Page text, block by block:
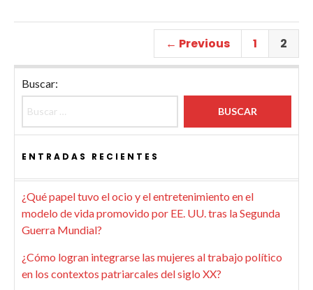
← Previous 1 2
Buscar:
ENTRADAS RECIENTES
¿Qué papel tuvo el ocio y el entretenimiento en el
modelo de vida promovido por EE. UU. tras la Segunda
Guerra Mundial?
¿Cómo logran integrarse las mujeres al trabajo político
en los contextos patriarcales del siglo XX?